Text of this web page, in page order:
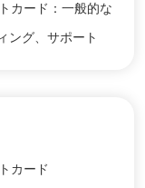
カード：一般的な
ング、サポート
カード